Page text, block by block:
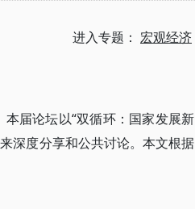
进入专题： 宏观经济
届论坛以“双循环：国家发展新
深度分享和公共讨论。本文根据